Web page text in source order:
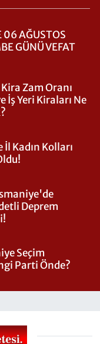
AĞUSTOS
GÜNÜ VEFAT
Zam Oranı
İş Yeri Kiraları Ne
Kadın Kolları
Deprem
Seçim
Parti Önde?